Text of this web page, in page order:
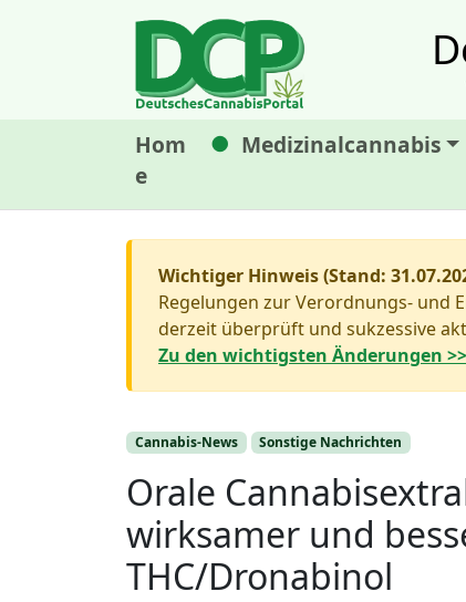
Hom
e
Medizinalcannabis
Wichtiger Hinweis (Stand:
Regelungen zur Verordnungs- und
derzeit überprüft und sukzessive
Zu den wichtigsten Änderungen >>
Cannabis-News Sonstige Nachrichten
Orale
wirksamer und
THC/Dronabinol